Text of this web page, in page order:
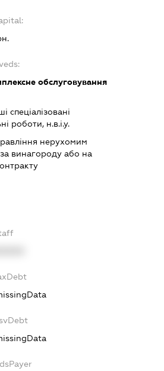
обслуговування
спеціалізовані
роботи, н.в.і.у.
нерухомим
винагороду або на